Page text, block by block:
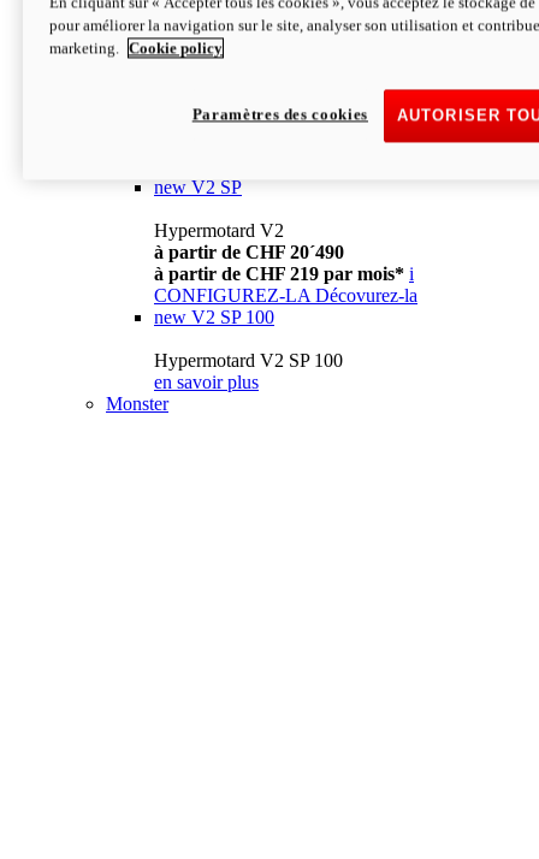
à partir de CHF 13´990 i
CONFIGUREZ-LA Décovurez-la
newV2
à partir de CHF 15´990
à partir de CHF 169 par mois* i
new V2 SP
Hypermotard V2
à partir de CHF 20´490
à partir de CHF 219 par mois* i
CONFIGUREZ-LA Décovurez-la
new V2 SP 100
Hypermotard V2 SP 100
en savoir plus
Monster
pour améliorer la navigation sur le site, analyser son utilisation et
marketing.
Cookie policy
AUTORISER
Paramètres des cookies